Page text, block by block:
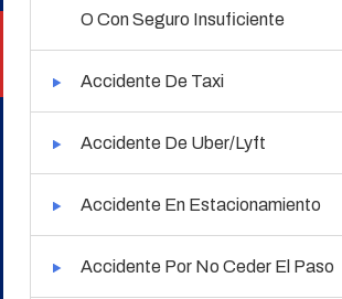
O Con Seguro Insuficiente
Accidente De Taxi
Accidente De Uber/Lyft
Accidente En Estacionamiento
Accidente Por No Ceder El Paso